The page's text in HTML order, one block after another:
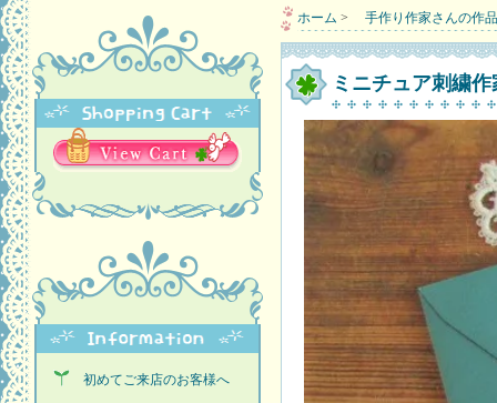
初めてご来店のお客様へ
ホーム > 手作り作家さんの作品
ミニチュア刺繍